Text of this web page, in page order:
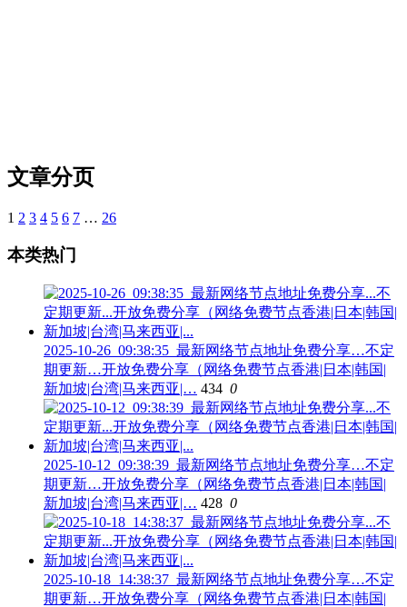
文章分页
1 2 3 4 5 6 7 … 26
本类热门
2025-10-26_09:38:35_最新网络节点地址免费分享…不定
期更新…开放免费分享（网络免费节点香港|日本|韩国|
新加坡|台湾|马来西亚|… 434 0
2025-10-12_09:38:39_最新网络节点地址免费分享…不定
期更新…开放免费分享（网络免费节点香港|日本|韩国|
新加坡|台湾|马来西亚|… 428 0
2025-10-18_14:38:37_最新网络节点地址免费分享…不定
期更新…开放免费分享（网络免费节点香港|日本|韩国|